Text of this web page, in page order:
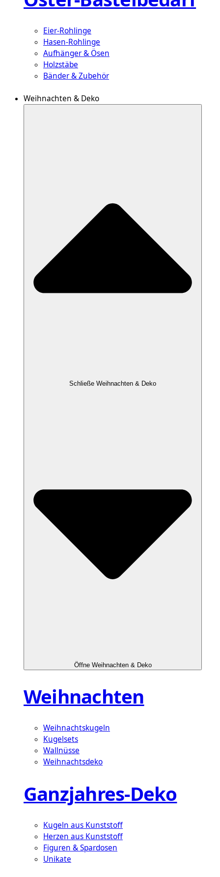
Eier-Rohlinge
Hasen-Rohlinge
Aufhänger & Ösen
Holzstäbe
Bänder & Zubehör
Weihnachten & Deko
Schließe Weihnachten & Deko
Öffne Weihnachten & Deko
Weihnachten
Weihnachtskugeln
Kugelsets
Wallnüsse
Weihnachtsdeko
Ganzjahres-Deko
Kugeln aus Kunststoff
Herzen aus Kunststoff
Figuren & Spardosen
Unikate